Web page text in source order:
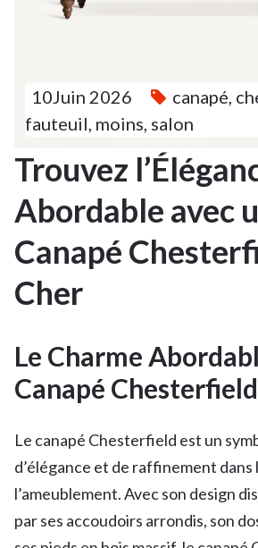
10Juin 2026 canapé
fauteuil moins salon
Trouvez
Abordable avec
Canapé
Cher
Le Charme
Canapé
Le canapé Chesterfield est un
d’élégance et de raffinement dans
l’ameublement. Avec son design
par ses accoudoirs arrondis, son